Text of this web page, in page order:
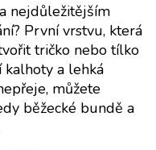
nejdůležitějším
První vrstvu, která
tričko nebo tílko
kalhoty a lehká
můžete
běžecké bundě a